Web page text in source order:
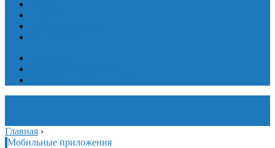
Главная ›
Мобильные приложения